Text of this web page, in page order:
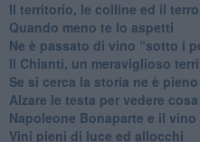
Il territorio, le colline ed il
Quando meno te lo aspetti
​Ne è passato di vino “sotto i
​Il Chianti, un meraviglioso
​Se si cerca la storia ne è
Alzare le testa per vedere
​Napoleone Bonaparte e il vino
Vini pieni di luce ed allocchi